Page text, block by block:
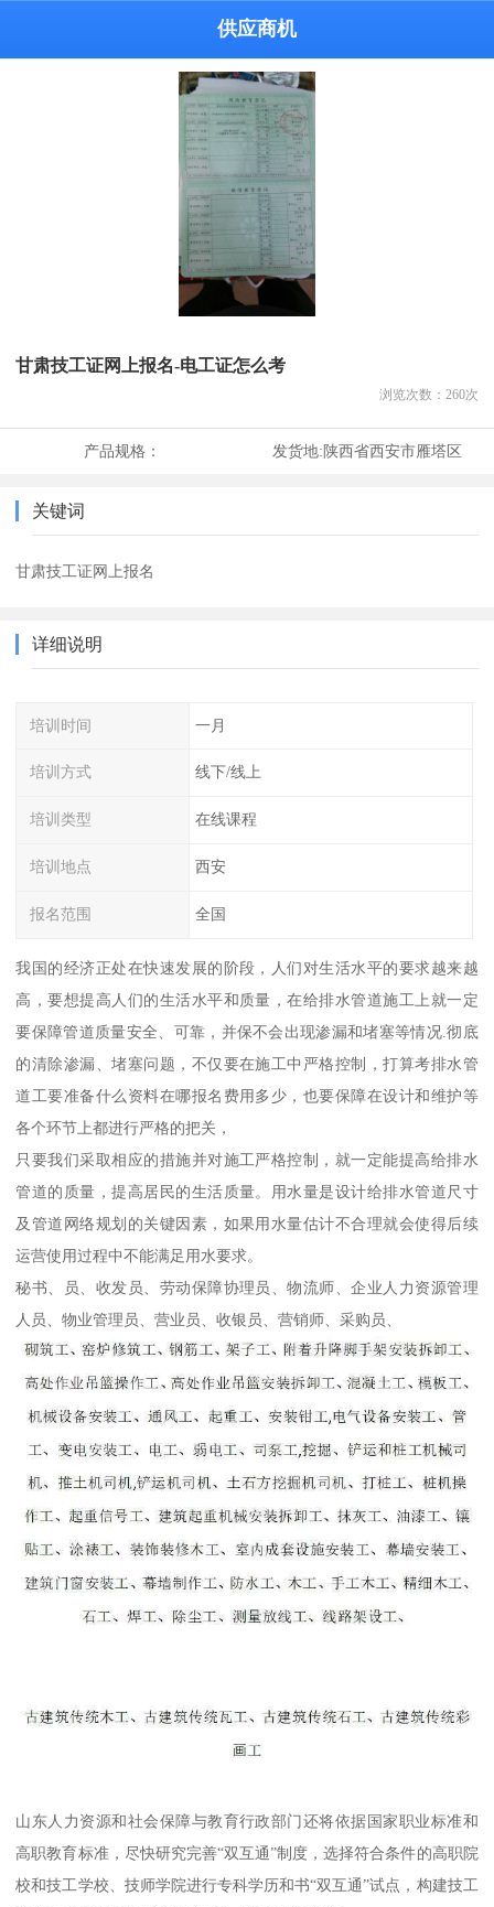
供应商机
甘肃技工证网上报名-电工证怎么考
浏览次数： 260次
产品规格： 发货地:陕西省西安市雁塔区
关键词
甘肃技工证网上报名
详细说明
培训时间 一月
培训方式 线下/线上
培训类型 在线课程
培训地点 西安
报名范围 全国
我国的经济正处在快速发展的阶段，人们对生活水平的要求越来越
高，要想提高人们的生活水平和质量，在给排水管道施工上就一定
要保障管道质量安全、可靠，并保不会出现渗漏和堵塞等情况.彻底
的清除渗漏、堵塞问题，不仅要在施工中严格控制，打算考排水管
道工要准备什么资料在哪报名费用多少，也要保障在设计和维护等
各个环节上都进行严格的把关，
只要我们采取相应的措施并对施工严格控制，就一定能提高给排水
管道的质量，提高居民的生活质量。用水量是设计给排水管道尺寸
及管道网络规划的关键因素，如果用水量估计不合理就会使得后续
运营使用过程中不能满足用水要求。
秘书、员、收发员、劳动保障协理员、物流师、企业人力资源管理
人员、物业管理员、营业员、收银员、营销师、采购员、
山东人力资源和社会保障与教育行政部门还将依据国家职业标准和
高职教育标准，尽快研究完善“双互通”制度，选择符合条件的高职院
校和技工学校、技师学院进行专科学历和书“双互通”试点，构建技工